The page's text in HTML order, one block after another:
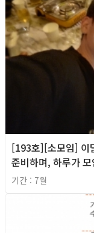
[193호][소모임] 이
준비하며, 하루가
기간 : 7월